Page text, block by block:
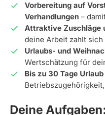
Vorbereitung auf
Verhandlungen –
Attraktive Zuschläge
deine Arbeit zahlt sich
Urlaubs- und
Wertschätzung für
Bis zu 30 Tage Urlaub
Deine Aufgaben: